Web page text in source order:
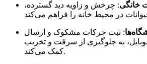
خانگی: چرخش و زاویه دید گسترده،
: ثبت حرکات مشکوک و ارسال
به جلوگیری از سرقت و تخریب
کمک می‌کند.